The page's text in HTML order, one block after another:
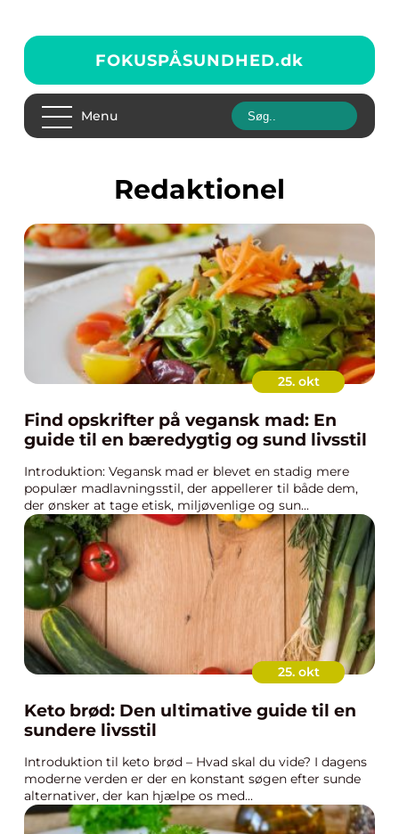
FOKUSPÅSUNDHED.dk
Menu
redaktionel
25. okt
Find opskrifter på vegansk mad: En
guide til en bæredygtig og sund livsstil
Introduktion: Vegansk mad er blevet en stadig mere
populær madlavningsstil, der appellerer til både dem,
der ønsker at tage etisk, miljøvenlige og sun...
25. okt
Keto brød: Den ultimative guide til en
sundere livsstil
Introduktion til keto brød – Hvad skal du vide? I dagens
moderne verden er der en konstant søgen efter sunde
alternativer, der kan hjælpe os med...